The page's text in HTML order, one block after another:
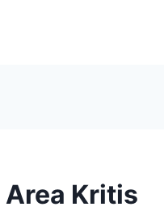
Area Kritis